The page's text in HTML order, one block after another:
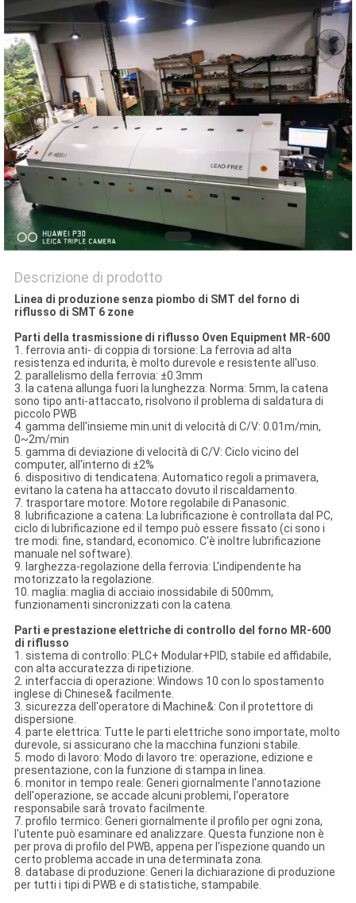
SITO
PRIVACY
POLICY
Descrizione di prodotto
Linea di produzione senza piombo di SMT del forno di
riflusso di SMT 6 zone
Parti della trasmissione di riflusso Oven Equipment MR-600
1. ferrovia anti- di coppia di torsione: La ferrovia ad alta
resistenza ed indurita, è molto durevole e resistente all'uso.
2. parallelismo della ferrovia: ±0.3mm
3. la catena allunga fuori la lunghezza: Norma: 5mm, la catena
sono tipo anti-attaccato, risolvono il problema di saldatura di
piccolo PWB
4. gamma dell'insieme min.unit di velocità di C/V: 0.01m/min,
0~2m/min
5. gamma di deviazione di velocità di C/V: Ciclo vicino del
computer, all'interno di ±2%
6. dispositivo di tendicatena: Automatico regoli a primavera,
evitano la catena ha attaccato dovuto il riscaldamento.
7. trasportare motore: Motore regolabile di Panasonic.
8. lubrificazione a catena: La lubrificazione è controllata dal PC,
ciclo di lubrificazione ed il tempo può essere fissato (ci sono i
tre modi: fine, standard, economico. C'è inoltre lubrificazione
manuale nel software).
9. larghezza-regolazione della ferrovia: L'indipendente ha
motorizzato la regolazione.
10. maglia: maglia di acciaio inossidabile di 500mm,
funzionamenti sincronizzati con la catena.
Parti e prestazione elettriche di controllo del forno MR-600
di riflusso
1. sistema di controllo: PLC+ Modular+PID, stabile ed affidabile,
con alta accuratezza di ripetizione.
2. interfaccia di operazione: Windows 10 con lo spostamento
inglese di Chinese& facilmente.
3. sicurezza dell'operatore di Machine&: Con il protettore di
dispersione.
4. parte elettrica: Tutte le parti elettriche sono importate, molto
durevole, si assicurano che la macchina funzioni stabile.
5. modo di lavoro: Modo di lavoro tre: operazione, edizione e
presentazione, con la funzione di stampa in linea.
6. monitor in tempo reale: Generi giornalmente l'annotazione
dell'operazione, se accade alcuni problemi, l'operatore
responsabile sarà trovato facilmente.
7. profilo termico: Generi giornalmente il profilo per ogni zona,
l'utente può esaminare ed analizzare. Questa funzione non è
per prova di profilo del PWB, appena per l'ispezione quando un
certo problema accade in una determinata zona.
8. database di produzione: Generi la dichiarazione di produzione
per tutti i tipi di PWB e di statistiche, stampabile.